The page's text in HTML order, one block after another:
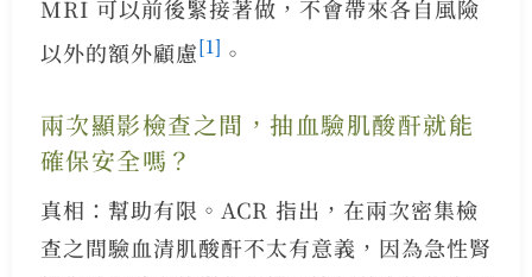
MRI 可以前後緊接著做，不會帶來各自風險
以外的額外顧慮[1] 。
兩次顯影檢查之間，抽血驗肌酸酐就能
確保安全嗎？
真相：幫助有限。ACR 指出，在兩次密集檢
查之間驗血清肌酸酐不太有意義，因為急性腎